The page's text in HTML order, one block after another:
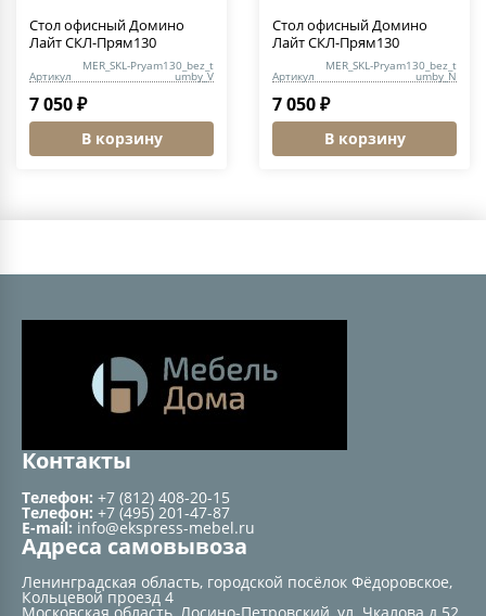
Стол офисный Домино
Лайт СКЛ-Прям130
Артикул
MER_SKL-Pryam130_bez_t
umby_V
7 050 ₽
В корзину
Стол офисный Домино
Лайт СКЛ-Прям130
Артикул
MER_SKL-Pryam130_bez_t
umby_N
7 050 ₽
В корзину
Контакты
Телефон: +7 (812) 408-20-15
Телефон: +7 (495) 201-47-87
E-mail: info@ekspress-mebel.ru
Адреса самовывоза
Ленинградская область, городской посёлок Фёдоровское,
Кольцевой проезд 4